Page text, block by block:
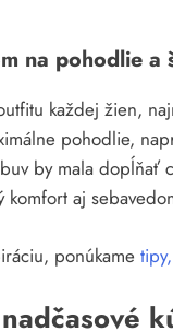
na pohodlie a
každej žien,
pohodlie,
by mala
komfort aj
ponúkame